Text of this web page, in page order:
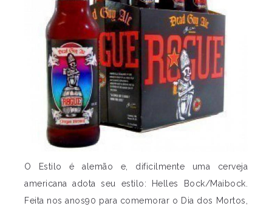
O Estilo é alemão e, dificilmente uma cerveja
americana adota seu estilo: Helles Bock/Maibock.
Feita nos anos90 para comemorar o Dia dos Mortos,